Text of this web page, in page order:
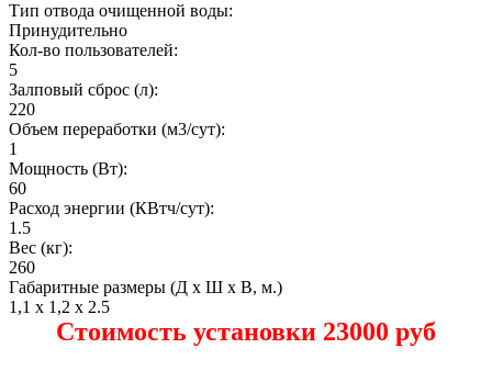
Тип отвода очищенной воды:
Принудительно
Кол-во пользователей:
5
Залповый сброс (л):
220
Объем переработки (м3/сут):
1
Мощность (Вт):
60
Расход энергии (КВтч/сут):
1.5
Вес (кг):
260
Габаритные размеры (Д х Ш х В, м.)
1,1 x 1,2 x 2.5
Стоимость установки 23000 руб